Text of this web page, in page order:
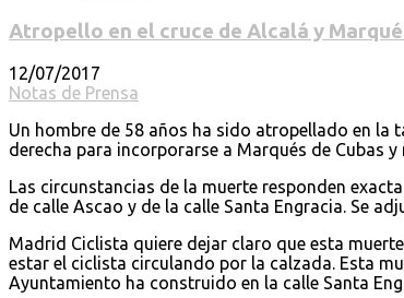
Atropello en el cruce de Alcalá y
12/07/2017
Notas de Prensa
Un hombre de 58 años ha sido atropellado en la
derecha para incorporarse a Marqués de Cubas
Las circunstancias de la muerte responden
de calle Ascao y de la calle Santa Engracia. Se
Madrid Ciclista quiere dejar claro que esta
estar el ciclista circulando por la calzada. Esta
Ayuntamiento ha construido en la calle Santa